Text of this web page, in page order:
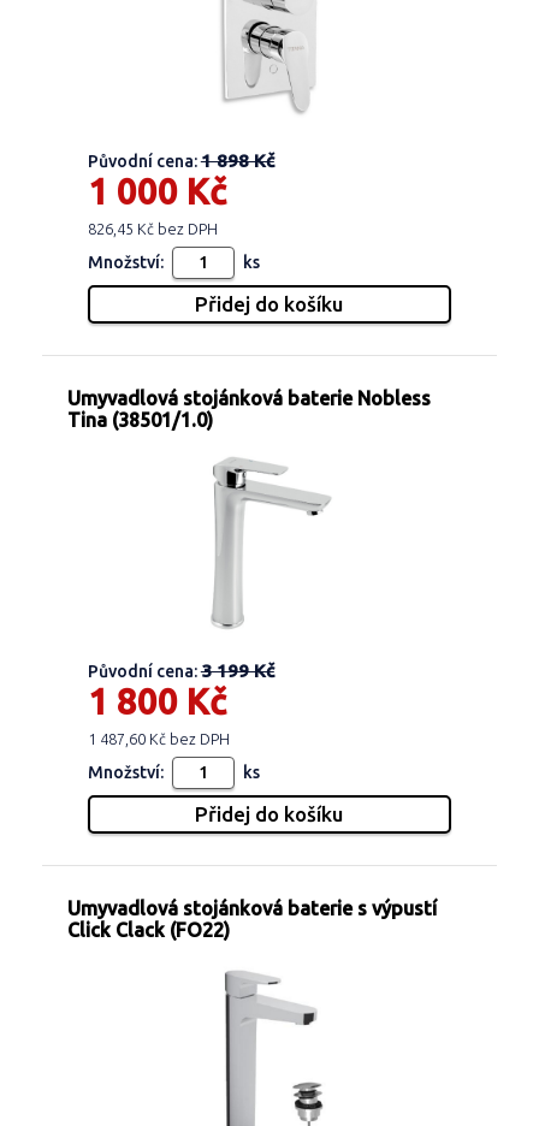
Původní cena:1 898 Kč
1 000 Kč
826,45 Kč bez DPH
Množství: ks
Umyvadlová stojánková baterie Nobless
Tina (38501/1.0)
Původní cena:3 199 Kč
1 800 Kč
1 487,60 Kč bez DPH
Množství: ks
Umyvadlová stojánková baterie s výpustí
Click Clack (FO22)